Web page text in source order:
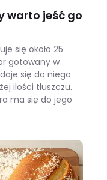
warto jeść go
się około 25
gotowany w
się do niego
ilości tłuszczu.
ma się do jego